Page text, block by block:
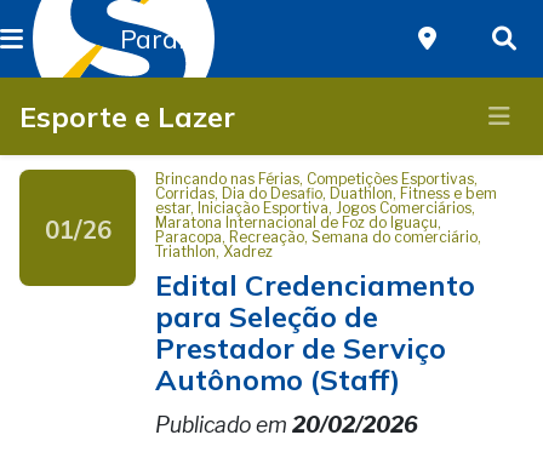
Paraná
Esporte e Lazer
01/26
Brincando nas Férias, Competições Esportivas,
Corridas, Dia do Desafio, Duathlon, Fitness e bem
estar, Iniciação Esportiva, Jogos Comerciários,
Maratona Internacional de Foz do Iguaçu,
Paracopa, Recreação, Semana do comerciário,
Triathlon, Xadrez
Edital Credenciamento
para Seleção de
Prestador de Serviço
Autônomo (Staff)
Publicado em 20/02/2026